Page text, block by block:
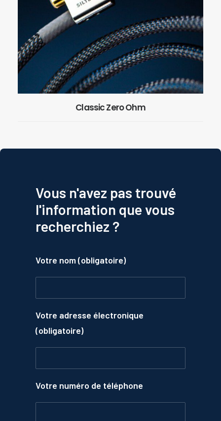
Classic Zero Ohm
Vous n'avez pas trouvé
l'information que vous
recherchiez ?
Votre nom (obligatoire)
Votre adresse électronique
(obligatoire)
Votre numéro de téléphone